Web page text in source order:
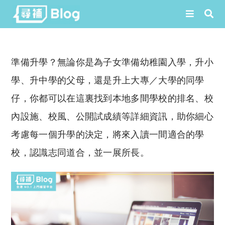
content準備升學？無論你是為子女準備幼稚園入學，升小
學、升中學的父母，還是升上大專／大學的同學
仔，你都可以在這裏找到本地多間學校的排名、校
內設施、校風、公開試成績等詳細資訊，助你細心
考慮每一個升學的決定，將來入讀一間適合的學
校，認識志同道合，並一展所長。